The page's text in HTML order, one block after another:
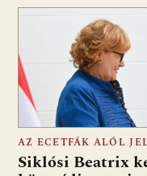
AZ ECETFÁK ALÓL
Siklósi Beatrix